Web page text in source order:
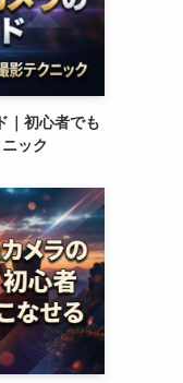
｜初心者でも
ック